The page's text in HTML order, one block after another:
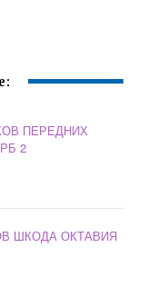
ПЕРЕДНИХ
2
ШКОДА ОКТАВИЯ